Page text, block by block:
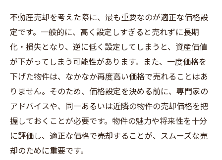
不動産売却を考えた際に、最も重要なのが適正な価格設
定です。一般的に、高く設定しすぎると売れずに長期
化・損失となり、逆に低く設定してしまうと、資産価値
が下がってしまう可能性があります。また、一度価格を
下げた物件は、なかなか再度高い価格で売れることはあ
りません。そのため、価格設定を決める前に、専門家の
アドバイスや、同一あるいは近隣の物件の売却価格を把
握しておくことが必要です。物件の魅力や将来性を十分
に評価し、適正な価格で売却することが、スムーズな売
却のために重要です。